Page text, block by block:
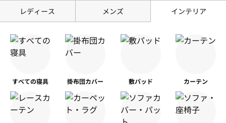
レディース メンズ インテリア
すべての寝具 掛布団カバー 敷パッド カーテン